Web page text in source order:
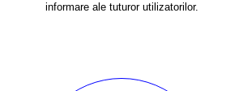
informare ale tuturor utilizatorilor.